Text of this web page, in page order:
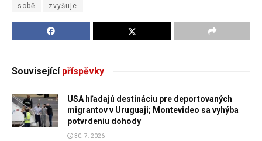
sobě zvyšuje
Souvisejícípříspěvky
USA hľadajú destináciu pre deportovaných
migrantov v Uruguaji; Montevideo sa vyhýba
potvrdeniu dohody
30. 7. 2026